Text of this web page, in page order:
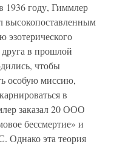
1936 году, Гиммлер
высокопоставленным
друга в прошлой
чтобы
особую миссию,
в
заказал 20 ООО
бессмертие» и
Однако эта теория